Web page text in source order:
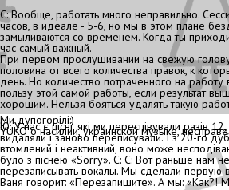
Ми дупогорілі:)
YUKO о насилии, украинской музыке,
С: Вообще, работать много неправильно.
часов, в идеале - 5-6, но мы в этом плане
замыливаются со временем. Когда ты
час самый важный.
При первом прослушивании на свежую
половина от всего количества правок, к
день. Но количество потраченного на
пользу этой самой работы, если результат
хорошим. Нельзя бояться удалять такую
Ю: У нас є пісні, які ми переспівували разів
видаляли і заново переписували. І з 20-го
втомлений і неактивний, воно може
було з піснею «Sorry». С: С: Вот раньше нам
перезаписывать вокалы. Мы сделали первую
Ваня говорит: «Перезапишите». А мы: «Как?!